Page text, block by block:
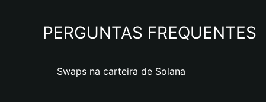
PERGUNTAS FREQUENTES
Swaps na carteira de Solana